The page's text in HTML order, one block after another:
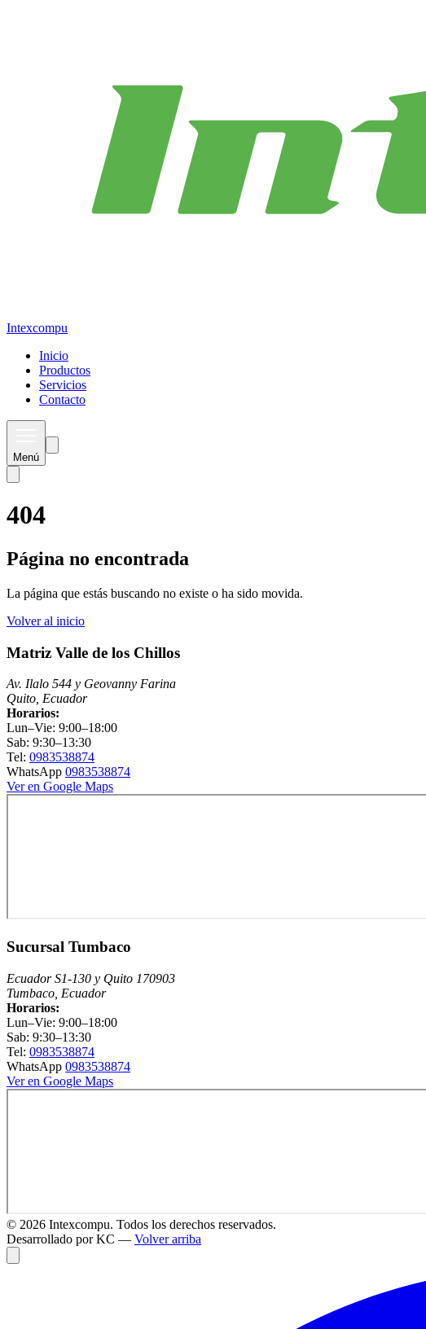
Intexcompu
Inicio
Productos
Servicios
Contacto
Menú
404
Página no encontrada
La página que estás buscando no existe o ha sido movida.
Volver al inicio
Matriz Valle de los Chillos
Av. Ilalo 544 y Geovanny Farina
Quito, Ecuador
Horarios:
Lun–Vie: 9:00–18:00
Sab: 9:30–13:30
Tel: 0983538874
WhatsApp 0983538874
Ver en Google Maps
Sucursal Tumbaco
Ecuador S1-130 y Quito 170903
Tumbaco, Ecuador
Horarios:
Lun–Vie: 9:00–18:00
Sab: 9:30–13:30
Tel: 0983538874
WhatsApp 0983538874
Ver en Google Maps
© 2026 Intexcompu. Todos los derechos reservados.
Desarrollado por KC — Volver arriba